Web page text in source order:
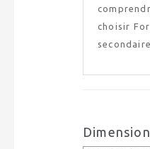
choisir
secondaire